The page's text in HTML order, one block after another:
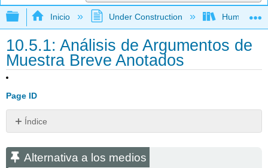
Expandir/contraer jerarquía global
Inicio Under Construction
10.5.1: Análisis de Argumentos de
Muestra Breve Anotados
Page ID
Índice
a
los
Alternativa a los medios